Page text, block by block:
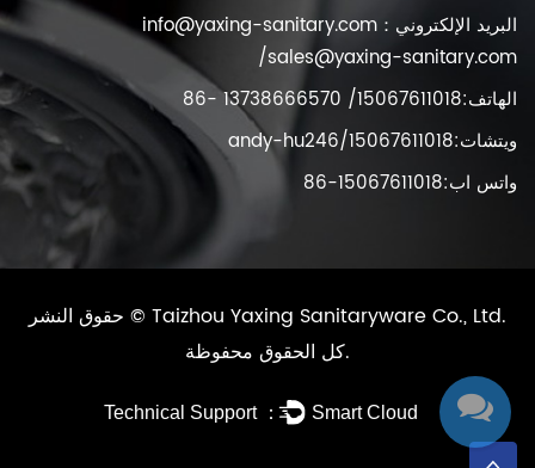
البريد الإلكتروني： info@yaxing-sanitary.com
/sales@yaxing-sanitary.com
الهاتف:15067611018/ 13738666570 -86
ويتشات:15067611018/andy-hu246
واتس اب:15067611018-86
حقوق النشر © Taizhou Yaxing Sanitaryware Co., Ltd.
كل الحقوق محفوظة.
Technical Support ： Smart Cloud